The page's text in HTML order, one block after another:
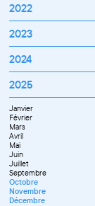
Septembre
Octobre
Novembre
Décembre
2022
Janvier
Février
Mars
Avril
Juillet
Septembre
Octobre
Novembre
Décembre
2023
Janvier
Février
Mars
Avril
Septembre
Octobre
Novembre
Décembre
2024
Janvier
Février
Mars
Avril
Mai
Juin
Juillet
Septembre
Novembre
Décembre
2025
Janvier
Février
Mars
Avril
Mai
Juin
Juillet
Septembre
Octobre
Novembre
Décembre